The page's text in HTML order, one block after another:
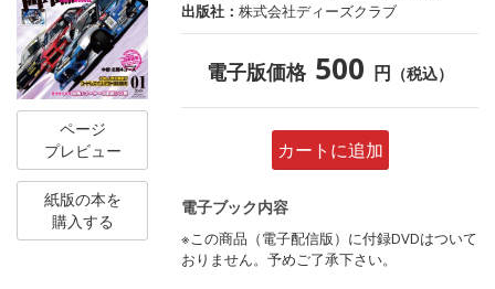
ページ
プレビュー
紙版の本を
購入する
出版社：株式会社ディーズクラブ
電子版価格 500 円 （税込）
カートに追加
電子ブック内容
※この商品（電子配信版）に付録DVDはついて
おりません。予めご了承下さい。